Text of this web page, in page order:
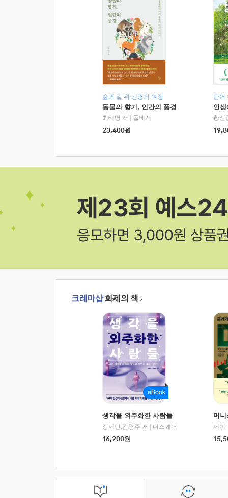
숲과 길 위 생명의 여정
동물의 향기, 인간의 풍경
최태영 저
돌베개
23,400원
단어
인
황선
크레마샵화제의 책
생각을 외주화한 사람들
정재민,김영주 저
더스퀘어
16,200원
머